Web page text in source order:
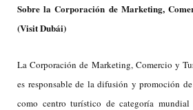
Sobre la Corporación de Marketing,
(Visit Dubái)
La Corporación de Marketing, Comercio y
es responsable de la difusión y promoción
como centro turístico de categoría